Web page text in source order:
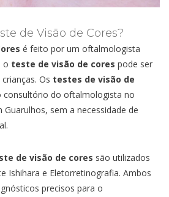
de Visão de Cores?
é feito por um oftalmologista
o teste de visão de cores pode ser
Os testes de visão de
consultório do oftalmologista no
sem a necessidade de
de visão de cores são utilizados
Ishihara e Eletorretinografia. Ambos
precisos para o